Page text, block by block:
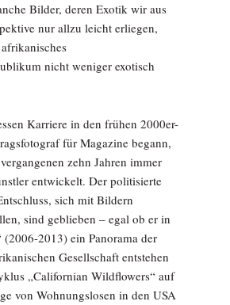
Bilder, deren Exotik wir aus
nur allzu leicht erliegen,
nicht weniger exotisch
Karriere in den frühen 2000er-
für Magazine begann,
zehn Jahren immer
entwickelt. Der politisierte
sich mit Bildern
sind geblieben – egal ob er in
(2006-2013) ein Panorama der
Gesellschaft entstehen
„Californian Wildflowers“ auf
von Wohnungslosen in den USA